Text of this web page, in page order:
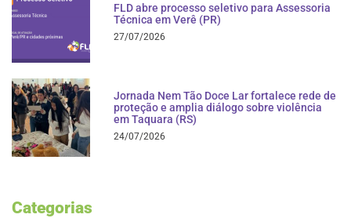
FLD abre processo seletivo para Assessoria
Técnica em Verê (PR)
27/07/2026
Jornada Nem Tão Doce Lar fortalece rede de
proteção e amplia diálogo sobre violência
em Taquara (RS)
24/07/2026
Categorias